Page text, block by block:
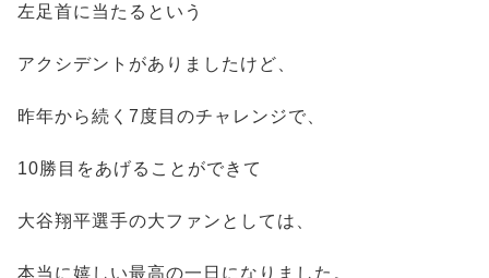
左足首に当たるという
アクシデントがありましたけど、
昨年から続く7度目のチャレンジで、
10勝目をあげることができて
大谷翔平選手の大ファンとしては、
本当に嬉しい最高の一日になりました。